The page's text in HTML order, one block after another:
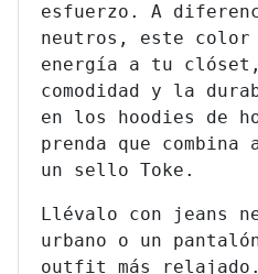
esfuerzo. A
neutros, este color
energía a tu clóset,
comodidad y la
en los hoodies de
prenda que
un sello Toke.
Llévalo con jeans
urbano o un
outfit más relajado.